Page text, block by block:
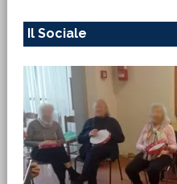
Il Sociale